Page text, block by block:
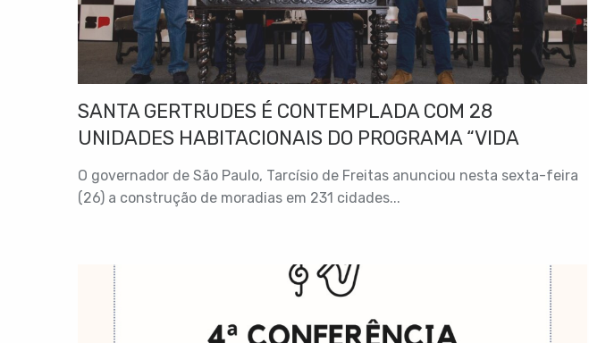
SANTA GERTRUDES É CONTEMPLADA COM 28
UNIDADES HABITACIONAIS DO PROGRAMA “VIDA
LONGA”
O governador de São Paulo, Tarcísio de Freitas anunciou nesta sexta-feira
(26) a construção de moradias em 231 cidades...